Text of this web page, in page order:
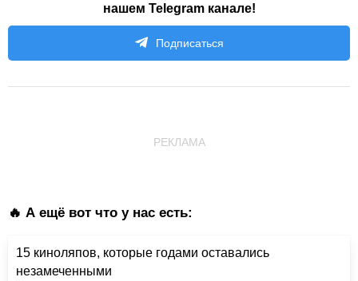
нашем Telegram канале!
Подписаться
РЕКЛАМА
🔥 А ещё вот что у нас есть:
15 киноляпов, которые годами оставались
незамеченными